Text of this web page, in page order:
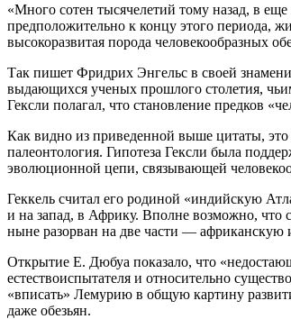
«Много сотен тысячелетий тому назад, в
предположительно к концу этого периода,
высокоразвитая порода человекообразных
Так пишет Фридрих Энгельс в своей
выдающихся ученых прошлого столетия,
Гексли полагал, что становление предков
Как видно из приведенной выше цитаты,
палеонтология. Гипотеза Гексли была
эволюционной цепи, связывающей
Геккель считал его родиной «индийскую
и на запад, в Африку. Вполне возможно, что
ныне разорван на две части — африканскую
Открытие Е. Дюбуа показало, что
естествоиспытателя и относительно
«вписать» Лемурию в общую картину
даже обезьян.